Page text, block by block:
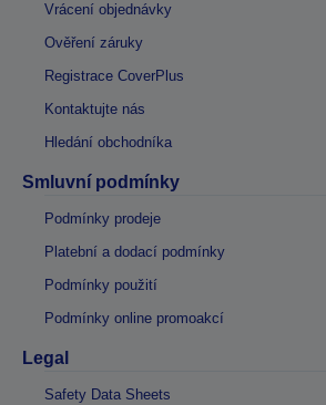
Vrácení objednávky
Ověření záruky
Registrace CoverPlus
Kontaktujte nás
Hledání obchodníka
Smluvní podmínky
Podmínky prodeje
Platební a dodací podmínky
Podmínky použití
Podmínky online promoakcí
Legal
Safety Data Sheets